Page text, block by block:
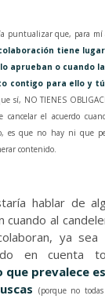
puntualizar que, para mí
tiene
aprueban o cuando
contigo para ello y tú
sí, NO TIENES
cancelar el acuerdo
es que no hay ni que
contenido.
hablar de
cuando al
ya
en cuenta
que prevalece
(porque no